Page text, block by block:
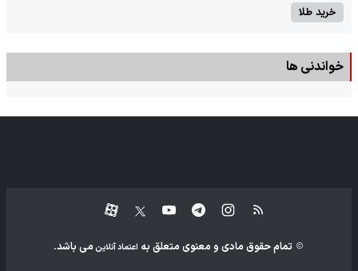
خرید طلا
خواندنی ها
تمام حقوق مادی و معنوی متعلق به اعتماد آنلاین می باشد.